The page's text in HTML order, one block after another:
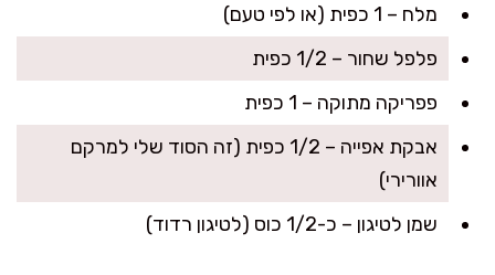
מלח – 1 כפית (או לפי טעם)
פלפל שחור – 1/2 כפית
פפריקה מתוקה – 1 כפית
אבקת אפייה – 1/2 כפית (זה הסוד שלי למרקם
אוורירי)
שמן לטיגון – כ-1/2 כוס (לטיגון רדוד)